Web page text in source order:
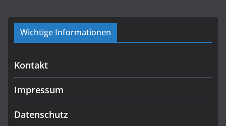
Wichtige Informationen
Kontakt
Impressum
Datenschutz